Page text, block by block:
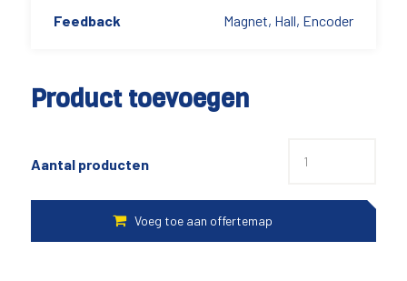
Product toevoegen
Aantal producten
Feedback Magnet, Hall, Encoder